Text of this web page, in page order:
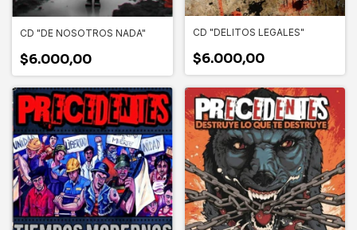
CD "DE NOSOTROS NADA"
$6.000,00
CD "DELITOS LEGALES"
$6.000,00